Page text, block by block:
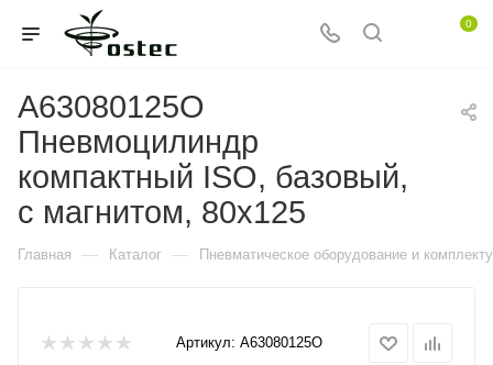
0
A63080125O
Пневмоцилиндр
компактный ISO, базовый,
c магнитом, 80x125
Главная — Каталог — Пневматическое оборудование и
Артикул: A63080125O